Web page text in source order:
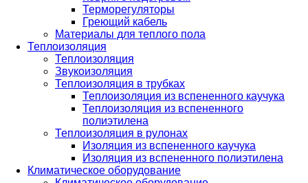
Терморегуляторы
Греющий кабель
Материалы для теплого пола
Теплоизоляция
Теплоизоляция
Звукоизоляция
Теплоизоляция в трубках
Теплоизоляция из вспененного каучука
Теплоизоляция из вспененного
полиэтилена
Теплоизоляция в рулонах
Изоляция из вспененного каучука
Изоляция из вспененного полиэтилена
Климатическое оборудование